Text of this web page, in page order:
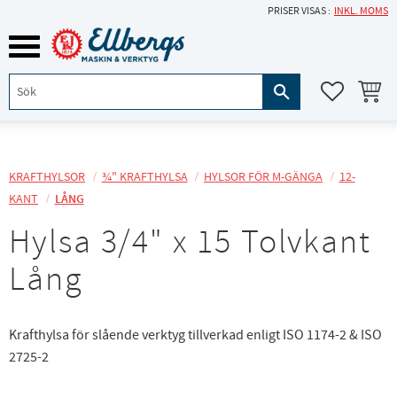
Meny
PRISER VISAS INKL. MOMS
KRAFTHYLSOR ¾" KRAFTHYLSA HYLSOR FÖR M-GÄNGA
12-
KANT
LÅNG
Hylsa 3/4" x 15 Tolvkant
Lång
Krafthylsa för slående verktyg tillverkad enligt ISO 1174-2 & ISO
2725-2